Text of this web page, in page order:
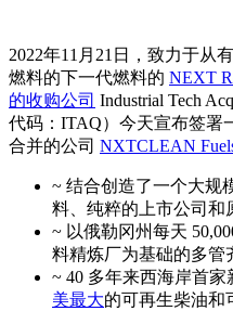
2022年11月21日，致力于从
燃料的下一代燃料的 NEXT
的收购公司 Industrial Tech
代码：ITAQ）今天宣布签署
合并的公司 NXTCLEAN
~ 结合创造了一个大规
料、纯粹的上市公司和
~ 以俄勒冈州每天
料精炼厂为基础的多管
~ 40 多年来西海岸首
美最大的可再生柴油和